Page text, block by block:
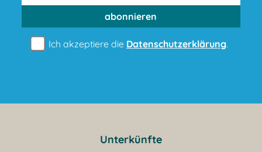
abonnieren
Ich akzeptiere die Datenschutzerklärung.
Unterkünfte